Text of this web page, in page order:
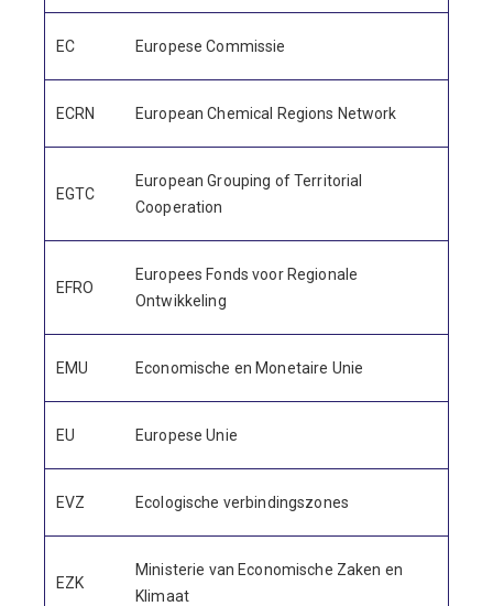
EC Europese Commissie
ECRN European Chemical Regions Network
EGTC
European Grouping of Territorial
Cooperation
EFRO
Europees Fonds voor Regionale
Ontwikkeling
EMU Economische en Monetaire Unie
EU Europese Unie
EVZ Ecologische verbindingszones
EZK
Ministerie van Economische Zaken en
Klimaat